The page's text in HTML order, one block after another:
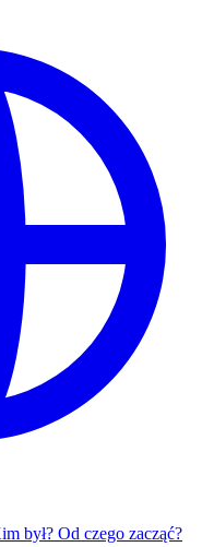
był? Od czego zacząć?